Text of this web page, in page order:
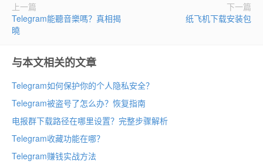
上一篇
Telegram能聽音樂嗎？真相揭
曉
下一篇
纸飞机下载安装包
与本文相关的文章
Telegram如何保护你的个人隐私安全？
Telegram被盗号了怎么办？恢复指南
电报群下载路径在哪里设置？完整步骤解析
Telegram收藏功能在哪？
Telegram赚钱实战方法